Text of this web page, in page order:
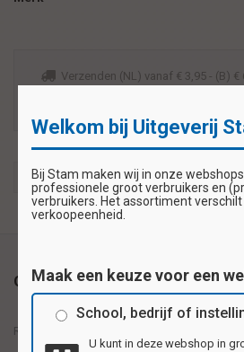
Verzenden (NL) vanaf € 3,95 - (B) €
Plaats
Omschrijving
Reuzewenskaart serie 12044 - boerderijdieren
Welkom bij Uitgeverij
Bij Stam maken wij in onze
professionele groot verbruikers en
verbruikers. Het assortiment verschilt
verkoopeenheid.
Maak een keuze voor een
School, bedrijf of
U kunt in deze webshop in